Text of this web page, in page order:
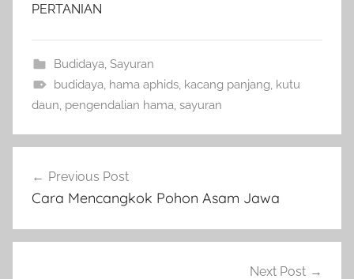
PERTANIAN
Budidaya, Sayuran
budidaya, hama aphids, kacang panjang, kutu
daun, pengendalian hama, sayuran
pos
Previous Post
Cara Mencangkok Pohon Asam Jawa
Next Post